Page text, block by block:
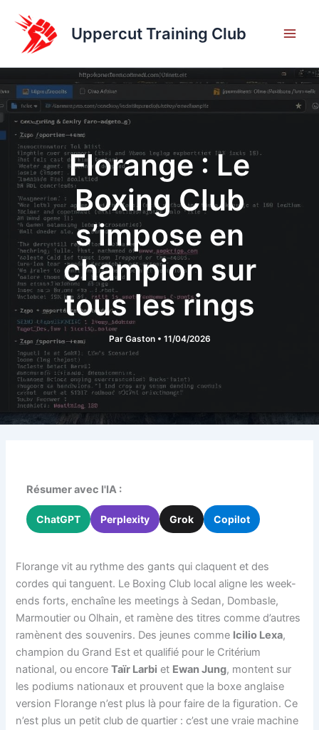
contenu
Uppercut Training Club
Florange : Le
Boxing Club
s’impose en
champion sur
tous les rings
Par Gaston • 11/04/2026
Résumer avec l'IA :
ChatGPT Perplexity Grok Copilot
Florange vit au rythme des gants qui claquent et des
cordes qui tanguent. Le Boxing Club local aligne les week-
ends forts, enchaîne les meetings à Sedan, Dombasle,
Marmoutier ou Olhain, et ramène des titres comme d’autres
ramènent des souvenirs. Des jeunes comme Icilio Lexa,
champion du Grand Est et qualifié pour le Critérium
national, ou encoreTaïr Larbi et Ewan Jung, montent sur
les podiums nationaux et prouvent que la boxe anglaise
version Florange n’est plus là pour faire de la figuration. Ce
n’est plus un petit club de quartier : c’est une vraie machine